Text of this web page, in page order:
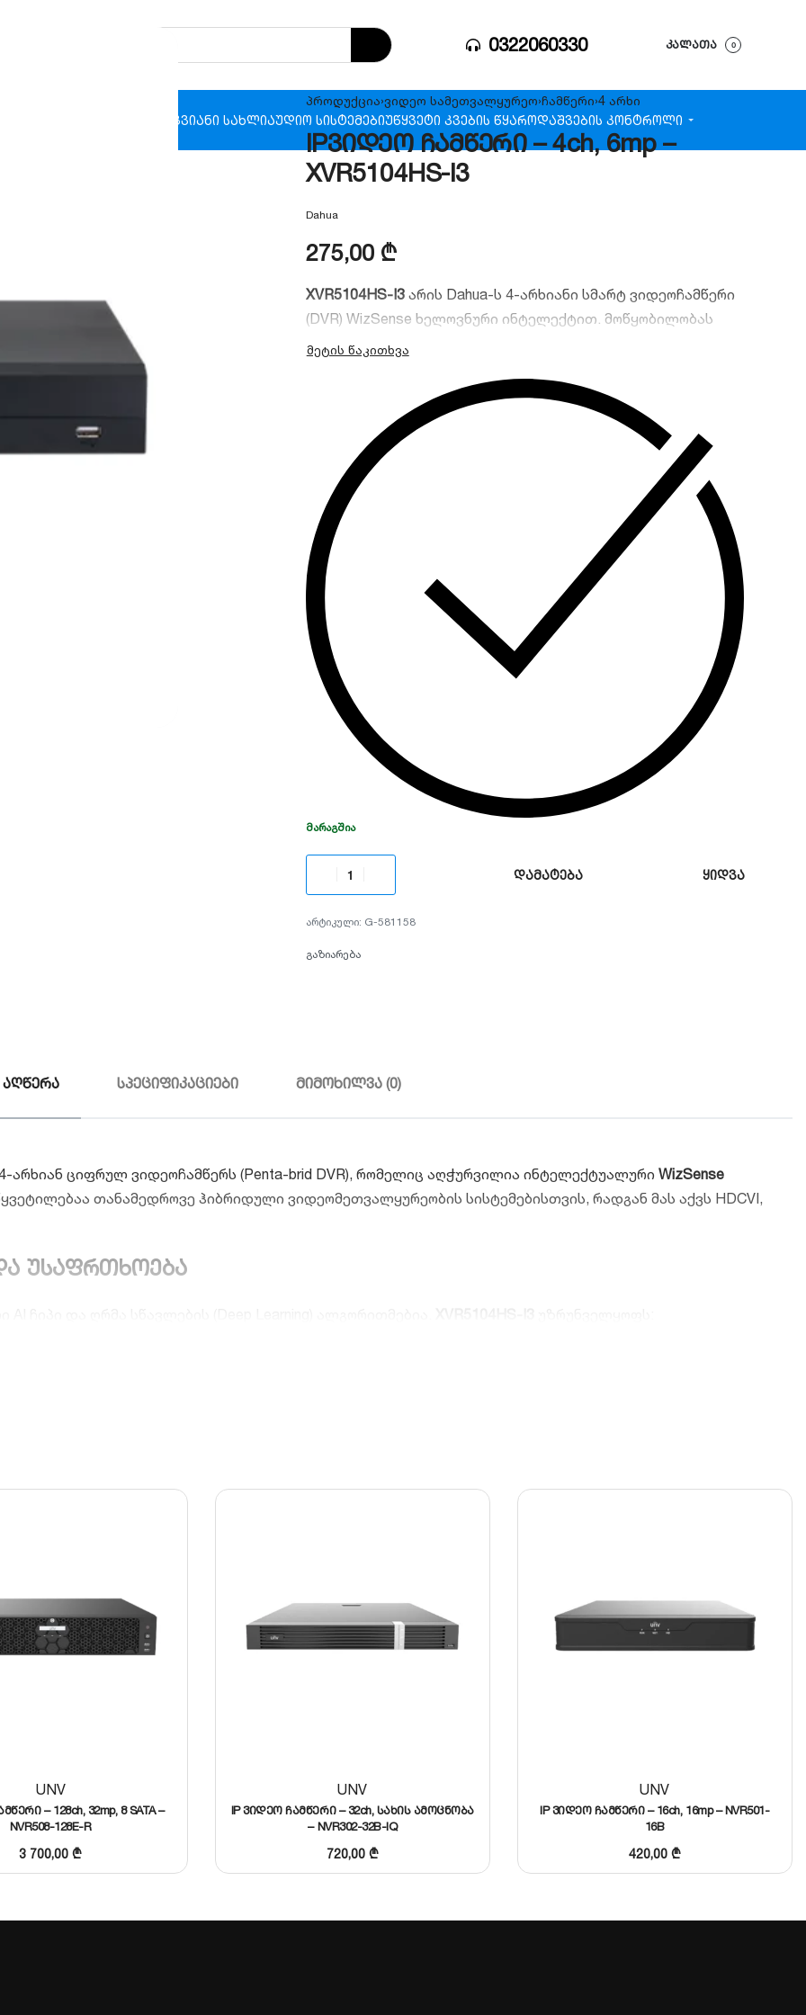
0322060330 ᲙᲐᲚᲐᲗᲐ 0
ჭკვიანი სახლიაუდიო სისტემებიუწყვეტი კვების წყაროდაშვების კონტროლი
პროდუქცია›ვიდეო სამეთვალყურეო›ჩამწერი›4 არხი
IPვიდეო ჩამწერი – 4ch, 6mp –
XVR5104HS-I3
Dahua
275,00 ₾
XVR5104HS-I3არის Dahua-ს 4-არხიანი სმარტ ვიდეოჩამწერი
(DVR) WizSense ხელოვნური ინტელექტით. მოწყობილობას
აქვს ადამიანისა და ავტომობილის ზუსტი ამოცნობის
ტექნოლოგია ვიდეო მეხსიერების 50%-მდე დასაზოგად.
ᲛᲐᲠᲐᲒᲨᲘᲐ
დამატება ყიდვა
G-581158
გაზიარება
აღწერა სპეციფიკაციები მიმოხილვა (0)
არხიან ციფრულ ვიდეოჩამწერს (Penta-brid DVR), რომელიც აღჭურვილია ინტელექტუალური WizSense
თანამედროვე ჰიბრიდული ვიდეომეთვალყურეობის სისტემებისთვის, რადგან მას აქვს HDCVI,
უსაფრთხოება
ბაზასთან შედარებისა და იდენტიფიცირების ფუნქცია.
UNV
– 128ch, 32mp, 8 SATA –
NVR508-128E-R
3 700,00₾
UNV
IP ვიდეო ჩამწერი – 32ch, სახის ამოცნობა
– NVR302-32B-IQ
720,00 ₾
UNV
IP ვიდეო ჩამწერი – 16ch, 16mp – NVR501-
16B
420,00 ₾